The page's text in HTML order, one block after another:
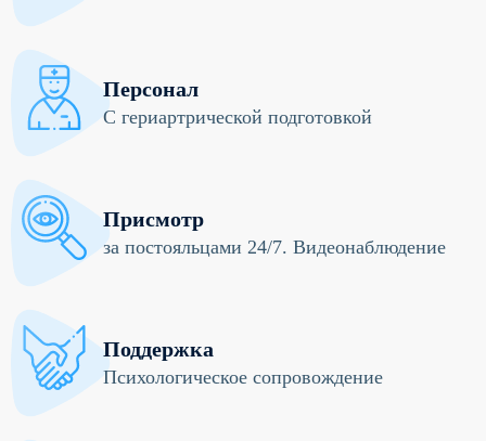
Персонал
С гериартрической подготовкой
Присмотр
за постояльцами 24/7. Видеонаблюдение
Поддержка
Психологическое сопровождение